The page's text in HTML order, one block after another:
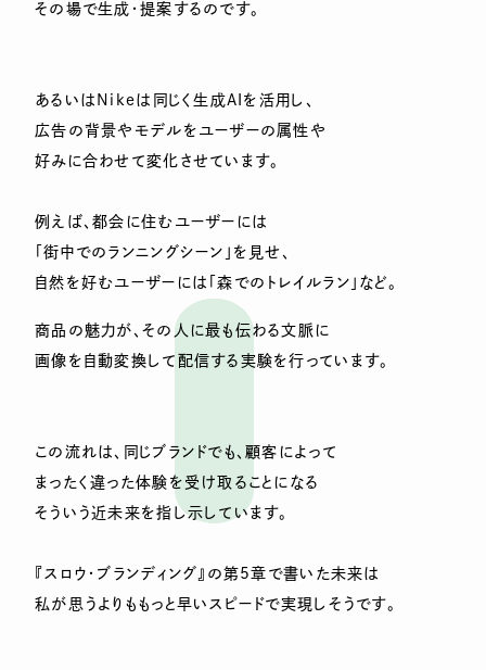
その場で生成・提案するのです。
あるいはNikeは同じく生成AIを活用し、
広告の背景やモデルをユーザーの属性や
好みに合わせて変化させています。
例えば、都会に住むユーザーには
「街中でのランニングシーン」を見せ、
自然を好むユーザーには「森でのトレイルラン」など。
商品の魅力が、その人に最も伝わる文脈に
画像を自動変換して配信する実験を行っています。
この流れは、同じブランドでも、顧客によって
まったく違った体験を受け取ることになる
そういう近未来を指し示しています。
『スロウ・ブランディング』の第5章で書いた未来は
私が思うよりももっと早いスピードで実現しそうです。